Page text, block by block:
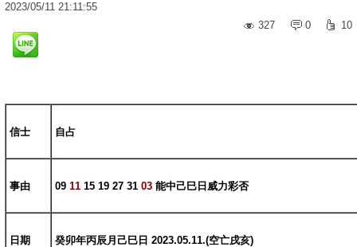
2023/05/11 21:11:55
327
0 10
信士 自占
事由 09 11 15 19 27 31 03 能中己巳日威力彩否
日期 癸卯年丙辰月己巳日 2023.05.11.(空亡戌亥)